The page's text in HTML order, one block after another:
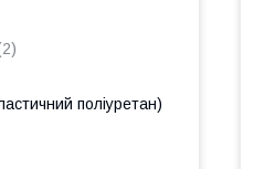
2
поліуретан)